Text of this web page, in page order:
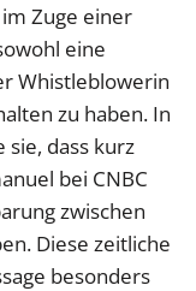
Zuge einer
eine
Whistleblowerin
zu haben. In
dass kurz
bei CNBC
zwischen
Diese zeitliche
besonders